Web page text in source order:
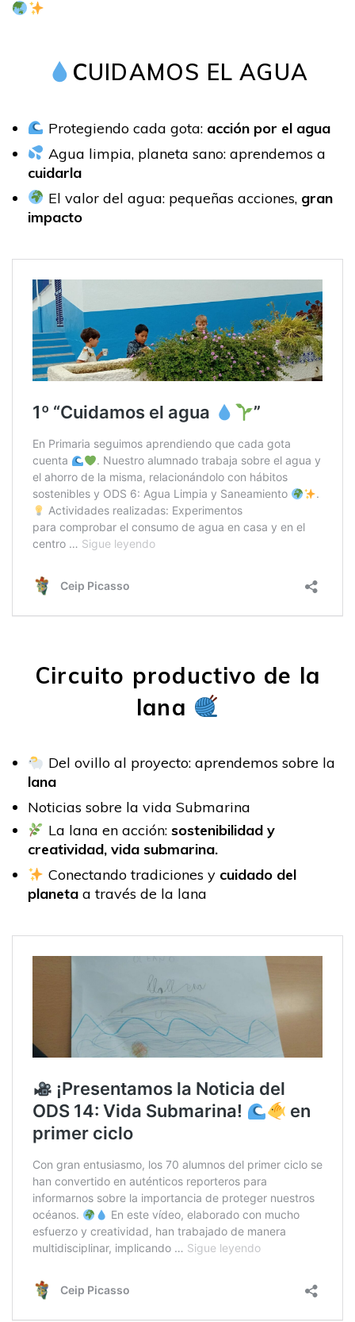
CUIDAMOS EL AGUA
Protegiendo cada gota: acción por el agua
Agua limpia, planeta sano: aprendemos a
cuidarla
El valor del agua: pequeñas acciones, gran
impacto
Circuito productivo de la
lana
Del ovillo al proyecto: aprendemos sobre la
lana
Noticias sobre la vida Submarina
La lana en acción: sostenibilidad y
creatividad, vida submarina.
Conectando tradiciones y cuidado del
planeta a través de la lana